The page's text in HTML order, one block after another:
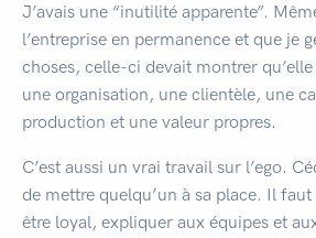
J’avais une “inutilité apparente”.
l’entreprise en permanence et que je
choses, celle-ci devait montrer
une organisation, une clientèle, une
production et une valeur propres.
C’est aussi un vrai travail sur l’ego.
de mettre quelqu’un à sa place. Il
être loyal, expliquer aux équipes et